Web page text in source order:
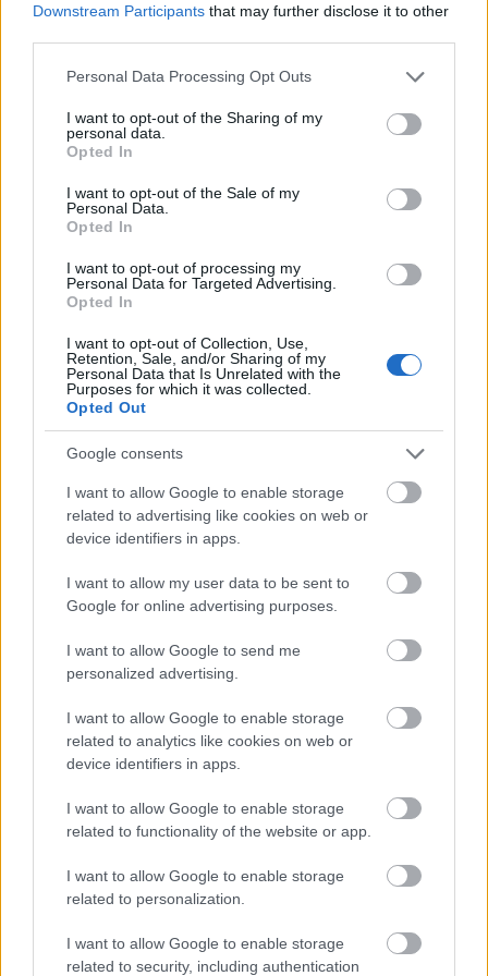
Downstream Participants that may further disclose it to other
Please note that this website/app uses one or more Google
not limited to your visit or usage behaviour. You may click to
grant or deny consent to Google and its third-party tags to
use your data for below specified purposes in below Google
consent section.
Personal Data Processing Opt Outs
I want to opt-out of the Sharing of my
personal data.
Opted In
I want to opt-out of the Sale of my
Personal Data.
Opted In
I want to opt-out of processing my
Personal Data for Targeted Advertising.
Opted In
I want to opt-out of Collection, Use,
Retention, Sale, and/or Sharing of my
Personal Data that Is Unrelated with the
Purposes for which it was collected.
Opted Out
Google consents
I want to allow Google to enable storage
related to advertising like cookies on web or
device identifiers in apps.
I want to allow my user data to be sent to
Google for online advertising purposes.
I want to allow Google to send me
personalized advertising.
I want to allow Google to enable storage
related to analytics like cookies on web or
device identifiers in apps.
I want to allow Google to enable storage
related to functionality of the website or app.
I want to allow Google to enable storage
related to personalization.
I want to allow Google to enable storage
related to security, including authentication
semmihez sem fogható stílusának hét
titka
Sokat vásárolnak is belőlük a skandinávok, mert
minél több van belőlük otthon, annál nagyobb
boldogságban, egészségben, szerencsében bíznak.
ez a hagyomány, de ma már főként csak az
Luca-napi vásárokkal kiegészítve.
Skandináviában viszont teljesen más szinten
ünneplik a keresztény hitre tért, majd
mártírhalált halt Lucát: az emberek december
13-án az utcára vonulnak, ünnepelnek, a
gyerekek pedig fehérbe öltöznek és fejkoszorúval,
gyertyával a kezükben énekelnek angyali dalokat.
A legtöbb skandináv város főterén ilyenkor
ünnepségeket is szoktak rendezni egy